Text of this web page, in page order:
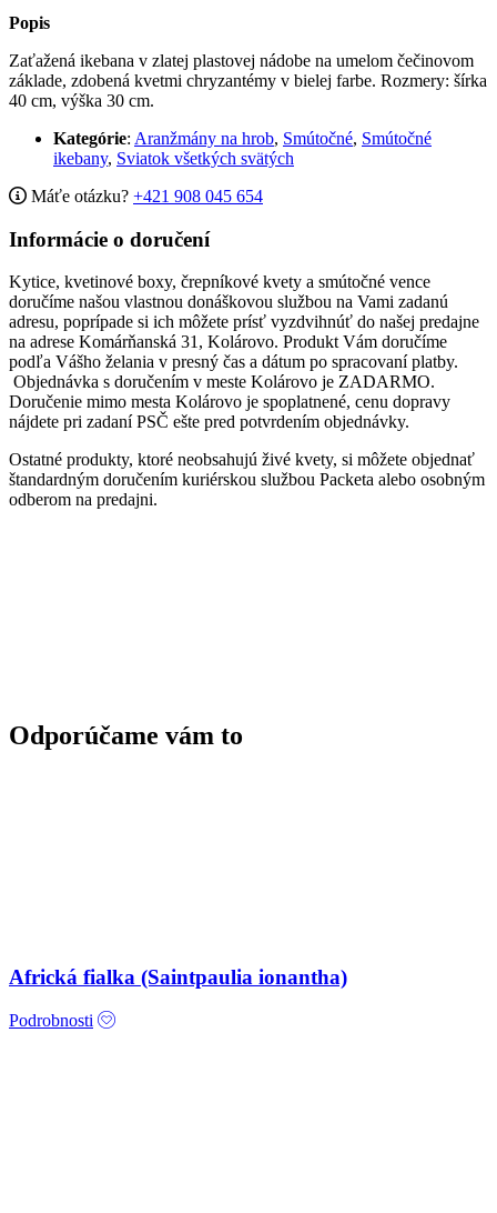
Popis
Zaťažená ikebana v zlatej plastovej nádobe na umelom čečinovom
základe, zdobená kvetmi chryzantémy v bielej farbe. Rozmery: šírka
40 cm, výška 30 cm.
Kategórie: Aranžmány na hrob, Smútočné, Smútočné
ikebany, Sviatok všetkých svätých
Máťe otázku? +421 908 045 654
Informácie o doručení
Kytice, kvetinové boxy, črepníkové kvety a smútočné vence
doručíme našou vlastnou donáškovou službou na Vami zadanú
adresu, poprípade si ich môžete prísť vyzdvihnúť do našej predajne
na adrese Komárňanská 31, Kolárovo. Produkt Vám doručíme
podľa Vášho želania v presný čas a dátum po spracovaní platby.
Objednávka s doručením v meste Kolárovo je ZADARMO.
Doručenie mimo mesta Kolárovo je spoplatnené, cenu dopravy
nájdete pri zadaní PSČ ešte pred potvrdením objednávky.
Ostatné produkty, ktoré neobsahujú živé kvety, si môžete objednať
štandardným doručením kuriérskou službou Packeta alebo osobným
odberom na predajni.
Odporúčame vám to
Africká fialka (Saintpaulia ionantha)
Podrobnosti